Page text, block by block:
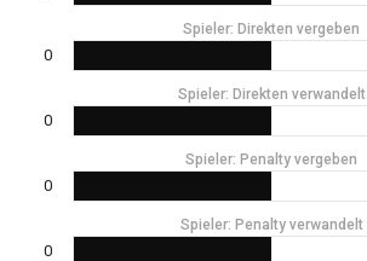
Spieler: Direkten vergeben
0
Spieler: Direkten verwandelt
0
Spieler: Penalty vergeben
0
Spieler: Penalty verwandelt
0